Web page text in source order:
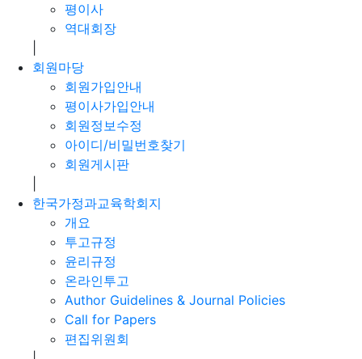
평이사
역대회장
회원마당
회원가입안내
평이사가입안내
회원정보수정
아이디/비밀번호찾기
회원게시판
한국가정과교육학회지
개요
투고규정
윤리규정
온라인투고
Author Guidelines & Journal Policies
Call for Papers
편집위원회